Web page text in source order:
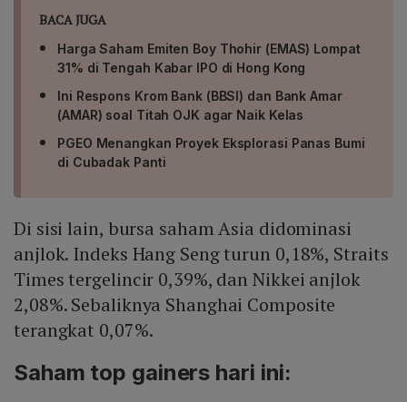
BACA JUGA
Harga Saham Emiten Boy Thohir (EMAS) Lompat
31% di Tengah Kabar IPO di Hong Kong
Ini Respons Krom Bank (BBSI) dan Bank Amar
(AMAR) soal Titah OJK agar Naik Kelas
PGEO Menangkan Proyek Eksplorasi Panas Bumi
di Cubadak Panti
Di sisi lain, bursa saham Asia didominasi
anjlok. Indeks Hang Seng turun 0,18%, Straits
Times tergelincir 0,39%, dan Nikkei anjlok
2,08%. Sebaliknya Shanghai Composite
terangkat 0,07%.
Saham top gainers hari ini: